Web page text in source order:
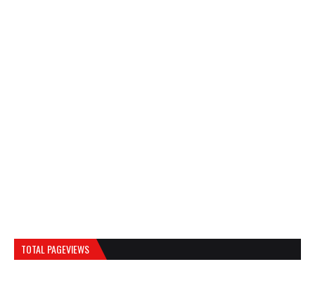
TOTAL PAGEVIEWS